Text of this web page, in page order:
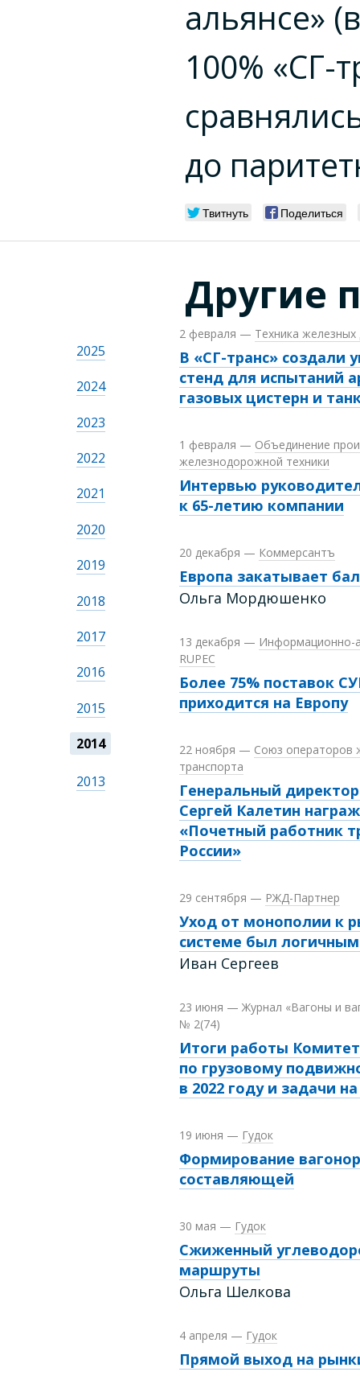
альянсе»
100% «СГ-
до
Твитнуть Поделиться
Другие
2025
2024
2023
2022
2021
2020
2019
2018
2017
2016
2015
2014
2013
2 февраля — Техника железных
В «СГ-транс» создали
стенд для испытаний
газовых цистерн и
1 февраля — Объединение
железнодорожной техники
Интервью
к 65-летию компании
20 декабря — Коммерсантъ
Европа закатывает
Ольга Мордюшенко
13 декабря — Информационно-
RUPEC
Более 75% поставок
приходится на Европу
22 ноября — Союз операторов
транспорта
Генеральный
Сергей Калетин
«Почетный работник
России»
29 сентября — РЖД-Партнер
Уход от монополии к
системе был
Иван Сергеев
23 июня — Журнал «Вагоны и
№ 2(74)
Итоги работы
по грузовому
в 2022 году и задачи
19 июня — Гудок
Формирование
составляющей
30 мая — Гудок
Сжиженный
маршруты
Ольга Шелкова
4 апреля — Гудок
Прямой выход на